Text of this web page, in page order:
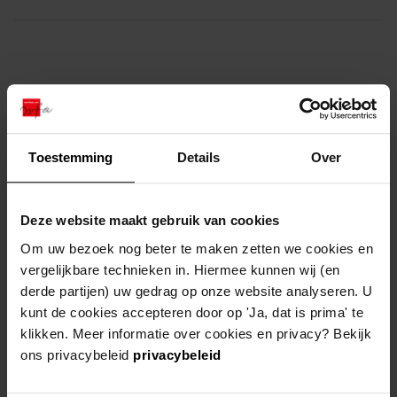
Toestemming Details Over
Deze website maakt gebruik van cookies
Om uw bezoek nog beter te maken zetten we cookies en
vergelijkbare technieken in. Hiermee kunnen wij (en
derde partijen) uw gedrag op onze website analyseren. U
kunt de cookies accepteren door op 'Ja, dat is prima' te
klikken. Meer informatie over cookies en privacy? Bekijk
ons privacybeleid privacybeleid
overzicht
wanneer
1 apr
locatie
Westfries Archief
Blauwe Berg 5c, 1625 NT
Hoorn